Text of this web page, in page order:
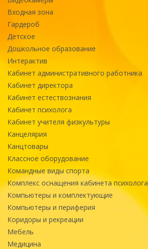
Входная зона
Гардероб
Детское
Дошкольное образование
Интерактив
Кабинет административного работника
Кабинет директора
Кабинет естествознания
Кабинет психолога
Кабинет учителя физкультуры
Канцелярия
Канцтовары
Классное оборудование
Командные виды спорта
Комплекс оснащения кабинета психолога
Компьютеры и комплектующие
Компьютеры и периферия
Коридоры и рекреации
Мебель
Медицина